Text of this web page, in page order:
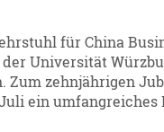
für China
der Universität
Zum zehnjährigen
ein umfangreiches